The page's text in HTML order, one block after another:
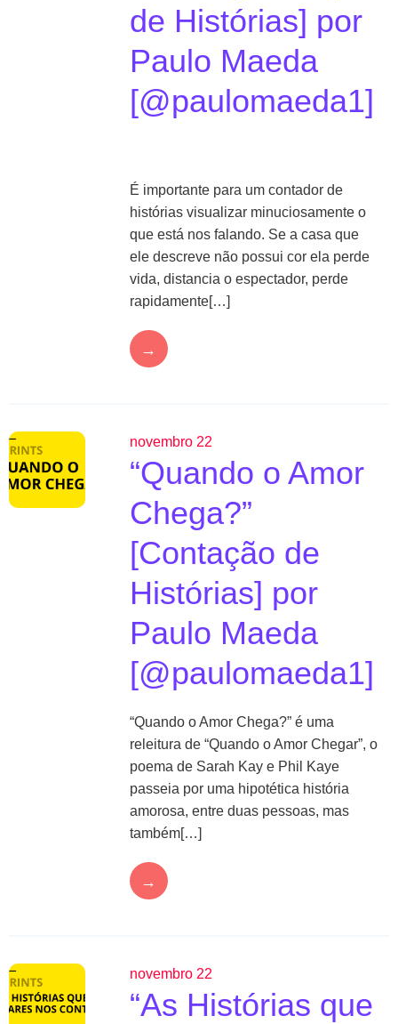
de Histórias] por
Paulo Maeda
[@paulomaeda1]
É importante para um contador de
histórias visualizar minuciosamente o
que está nos falando. Se a casa que
ele descreve não possui cor ela perde
vida, distancia o espectador, perde
rapidamente[…]
→
novembro 22
“Quando o Amor
Chega?”
[Contação de
Histórias] por
Paulo Maeda
[@paulomaeda1]
“Quando o Amor Chega?” é uma
releitura de “Quando o Amor Chegar”, o
poema de Sarah Kay e Phil Kaye
passeia por uma hipotética história
amorosa, entre duas pessoas, mas
também[…]
→
novembro 22
“As Histórias que